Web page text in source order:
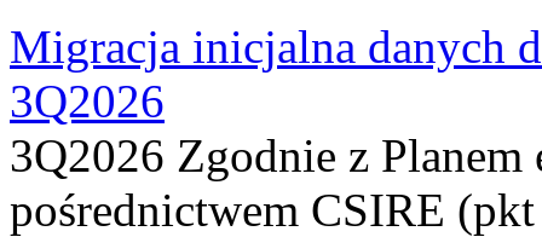
Migracja inicjalna danych
3Q2026
3Q2026 Zgodnie z
pośrednictwem CSIRE